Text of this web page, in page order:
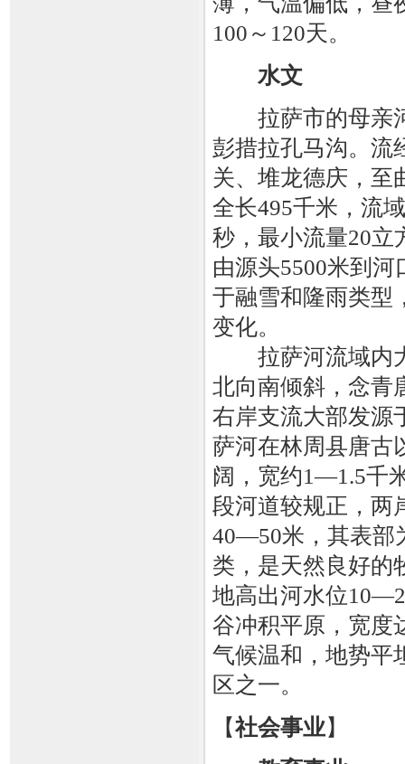
100～120天。
水文
拉萨市的母亲河
彭措拉孔马沟。流
关、堆龙德庆，至
全长495千米，流
秒，最小流量20立
由源头5500米到
于融雪和隆雨类型
变化。
拉萨河流域内大
北向南倾斜，念青
右岸支流大部发源
萨河在林周县唐古
阔，宽约1—1.5千
段河道较规正，两
40—50米，其表部
类，是天然良好的
地高出河水位
谷冲积平原，宽度
气候温和，地势平
区之一。
【社会事业】